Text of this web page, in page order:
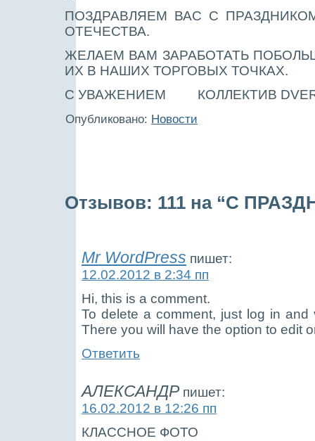
ПОЗДРАВЛЯЕМ ВАС С
ОТЕЧЕСТВА.
ЖЕЛАЕМ ВАМ ЗАРАБОТАТЬ
ИХ В НАШИХ ТОРГОВЫХ ТОЧКАХ.
С УВАЖЕНИЕМ КОЛЛЕКТИВ
Опубликовано: Новости
Отзывов: 111 на “С
Mr WordPress пишет:
12.02.2012 в 2:34 пп
Hi, this is a comment.
To delete a comment, just log in
There you will have the option to edit
Ответить
АЛЕКСАНДР пишет:
16.02.2012 в 12:26 пп
КЛАССНОЕ ФОТО